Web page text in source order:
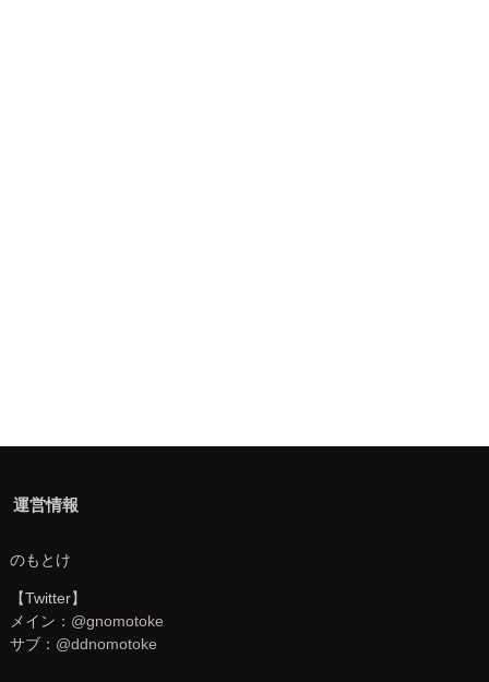
運営情報
のもとけ
【Twitter】
メイン： @gnomotoke
サブ： @ddnomotoke